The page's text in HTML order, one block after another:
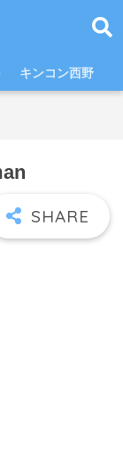
キンコン西野